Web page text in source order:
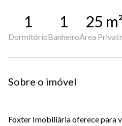
1
Dormitório
1
Banheiro
25 m²
Área
Sobre o imóvel
Foxter Imobiliária oferece para